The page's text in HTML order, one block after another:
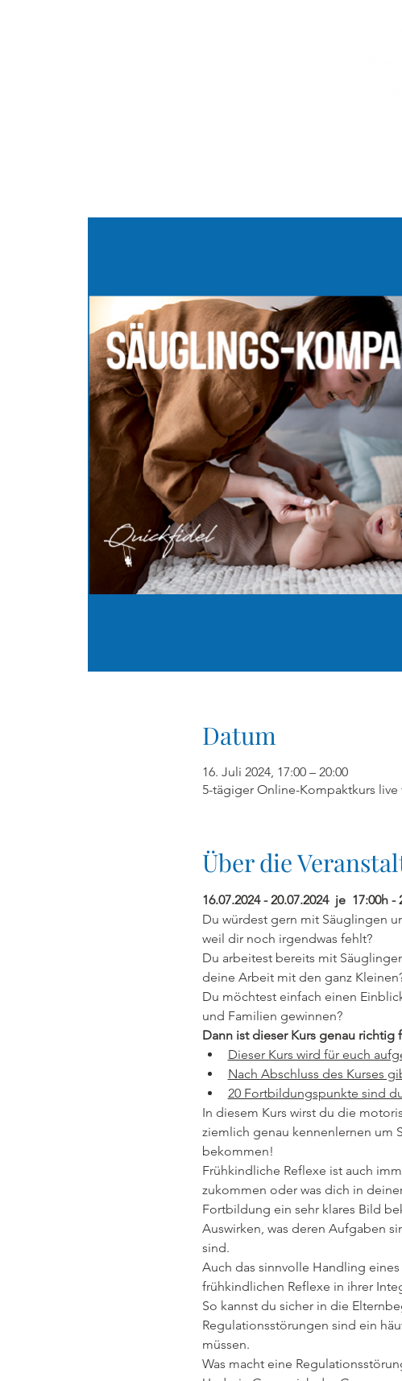
Datum
16. Juli 2024, 17:00 – 20:00
5-tägiger Online-Kompaktkurs live
Über die
16.07.2024 - 20.07.2024  je  17:00h -
Du würdest gern mit Säuglingen
weil dir noch irgendwas fehlt?
Du arbeitest bereits mit
deine Arbeit mit den ganz
Du möchtest einfach einen
und Familien gewinnen?
Dann ist dieser Kurs genau richtig
Dieser Kurs wird für euch
Nach Abschluss des Kurses
20 Fortbildungspunkte sind
In diesem Kurs wirst du die
ziemlich genau kennenlernen um
bekommen!
Frühkindliche Reflexe ist auch
zukommen oder was dich in
Fortbildung ein sehr klares Bild
Auswirken, was deren Aufgaben
sind.
Auch das sinnvolle Handling
frühkindlichen Reflexe in ihrer
So kannst du sicher in die
Regulationsstörungen sind ein
müssen.
Was macht eine